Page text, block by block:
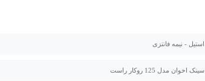
استیل - نیمه فانتزی
سینک اخوان مدل 125 روکار راست